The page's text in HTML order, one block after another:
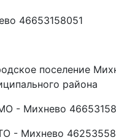
46653158051
поселение
района
- Михнево 46653158
- Михнево